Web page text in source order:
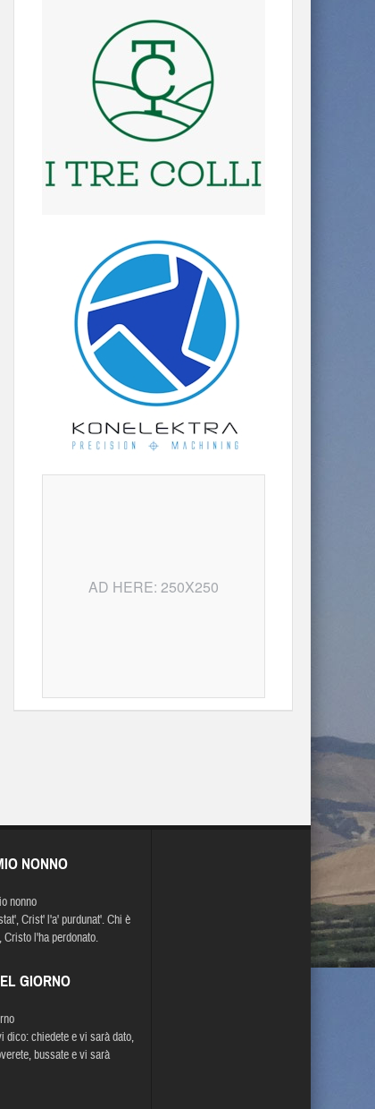
AD HERE: 250X250
NONNO
nonno
Crist' l'a' purdunat'. Chi è
Cristo l'ha perdonato.
GIORNO
dico: chiedete e vi sarà dato,
bussate e vi sarà